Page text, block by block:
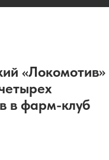
«Локомотив»
в фарм-клуб